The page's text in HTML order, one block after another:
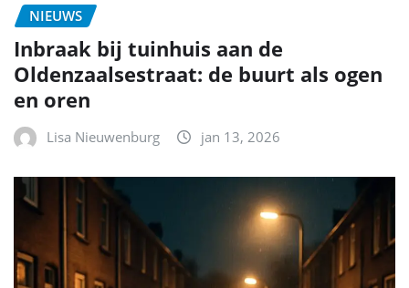
NIEUWS
Inbraak bij tuinhuis aan de
Oldenzaalsestraat: de buurt als ogen
en oren
Lisa Nieuwenburg jan 13, 2026